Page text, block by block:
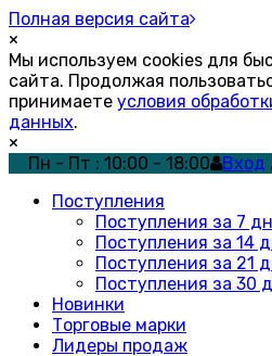
Полная версия сайта
×
Мы используем cookies для
сайта. Продолжая
принимаете условия
данных.
×
Пн - Пт : 10:00 - 18:00
Вход
Поступления
Поступления за 7
Поступления за 14
Поступления за 21
Поступления за 30
Новинки
Торговые марки
Лидеры продаж